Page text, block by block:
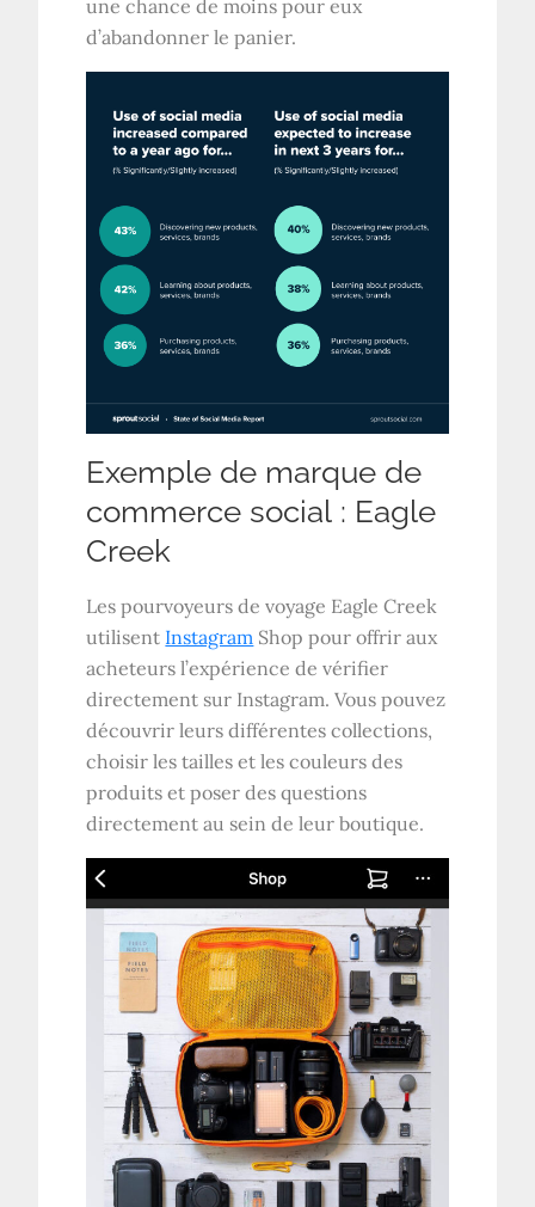
une chance de moins pour eux
d’abandonner le panier.
Exemple de marque de
commerce social : Eagle
Creek
Les pourvoyeurs de voyage Eagle Creek
utilisent Instagram Shop pour offrir aux
acheteurs l’expérience de vérifier
directement sur Instagram. Vous pouvez
découvrir leurs différentes collections,
choisir les tailles et les couleurs des
produits et poser des questions
directement au sein de leur boutique.